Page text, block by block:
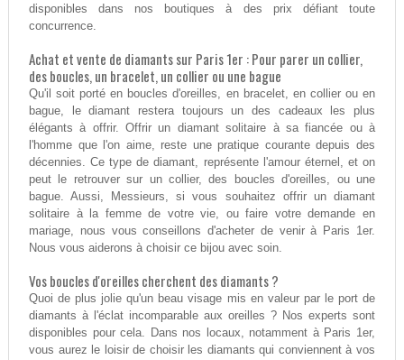
disponibles dans nos boutiques à des prix défiant toute
concurrence.
Achat et vente de diamants sur Paris 1er : Pour parer un collier,
des boucles, un bracelet, un collier ou une bague
Qu'il soit porté en boucles d'oreilles, en bracelet, en collier ou en
bague, le diamant restera toujours un des cadeaux les plus
élégants à offrir. Offrir un diamant solitaire à sa fiancée ou à
l'homme que l'on aime, reste une pratique courante depuis des
décennies. Ce type de diamant, représente l'amour éternel, et on
peut le retrouver sur un collier, des boucles d'oreilles, ou une
bague. Aussi, Messieurs, si vous souhaitez offrir un diamant
solitaire à la femme de votre vie, ou faire votre demande en
mariage, nous vous conseillons d'acheter de venir à Paris 1er.
Nous vous aiderons à choisir ce bijou avec soin.
Vos boucles d'oreilles cherchent des diamants ?
Quoi de plus jolie qu'un beau visage mis en valeur par le port de
diamants à l'éclat incomparable aux oreilles ? Nos experts sont
disponibles pour cela. Dans nos locaux, notamment à Paris 1er,
vous aurez le loisir de choisir les diamants qui conviennent à vos